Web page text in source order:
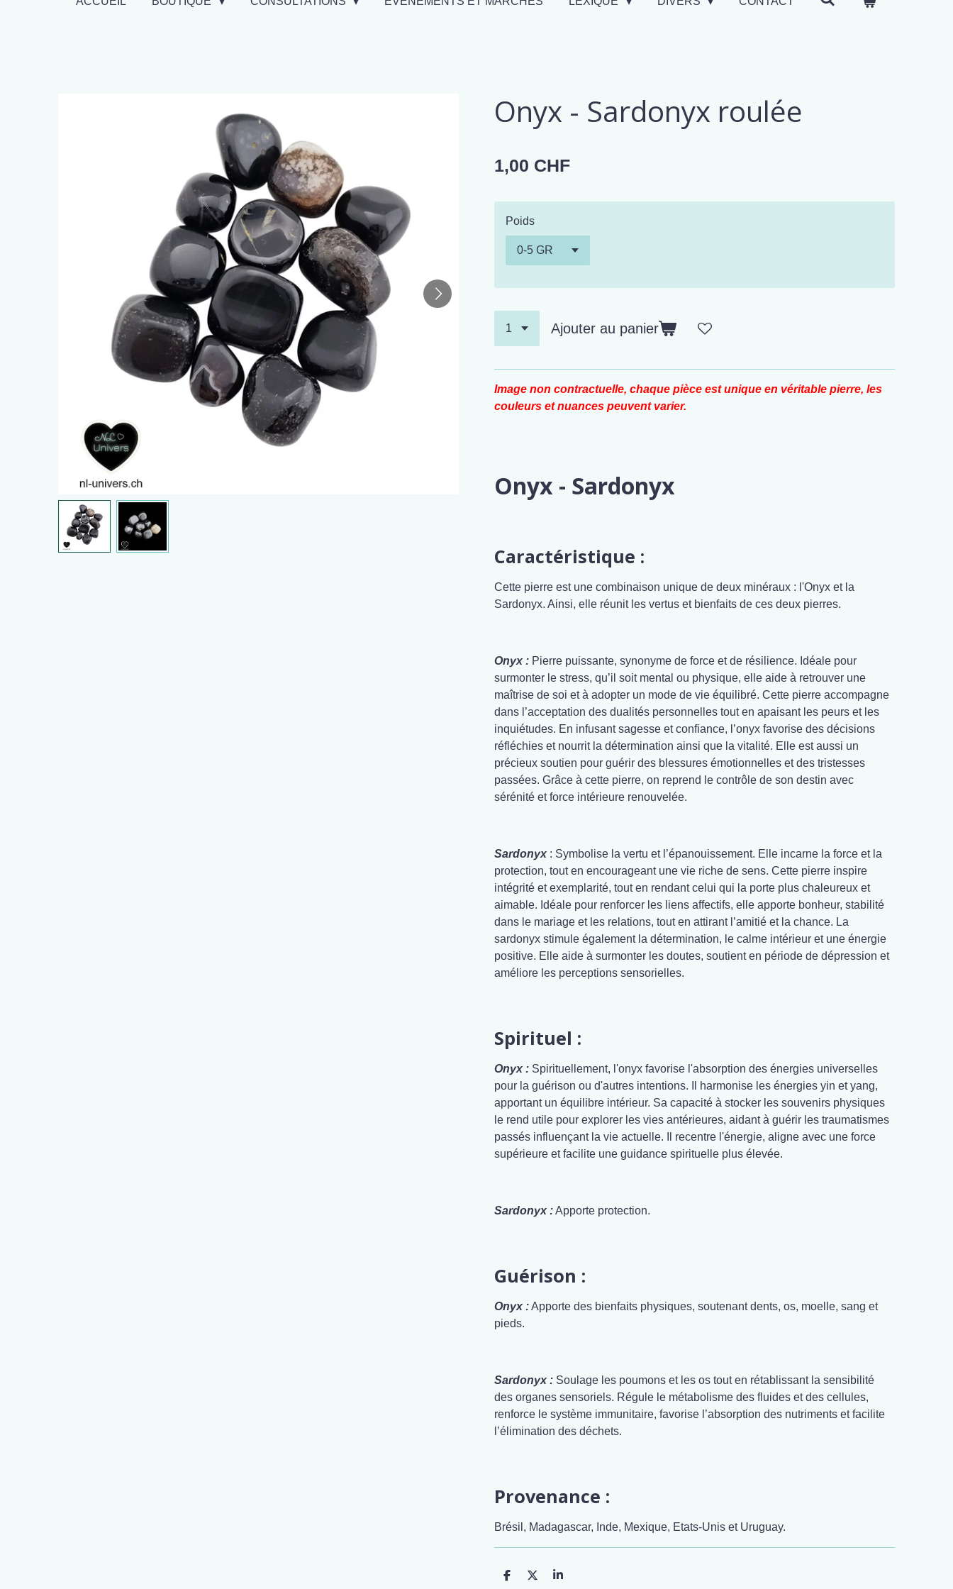
Onyx - Sardonyx roulée
1,00 CHF
Poids
Ajouter au panier
Image non contractuelle, chaque pièce est unique en véritable pierre, les
couleurs et nuances peuvent varier.
Onyx - Sardonyx
Caractéristique :
Cette pierre est une combinaison unique de deux minéraux : l'Onyx et la
Sardonyx. Ainsi, elle réunit les vertus et bienfaits de ces deux pierres.
Onyx : Pierre puissante, synonyme de force et de résilience. Idéale pour
surmonter le stress, qu’il soit mental ou physique, elle aide à retrouver une
maîtrise de soi et à adopter un mode de vie équilibré. Cette pierre accompagne
dans l’acceptation des dualités personnelles tout en apaisant les peurs et les
inquiétudes. En infusant sagesse et confiance, l’onyx favorise des décisions
réfléchies et nourrit la détermination ainsi que la vitalité. Elle est aussi un
précieux soutien pour guérir des blessures émotionnelles et des tristesses
passées. Grâce à cette pierre, on reprend le contrôle de son destin avec
sérénité et force intérieure renouvelée.
Sardonyx : Symbolise la vertu et l’épanouissement. Elle incarne la force et la
protection, tout en encourageant une vie riche de sens. Cette pierre inspire
intégrité et exemplarité, tout en rendant celui qui la porte plus chaleureux et
aimable. Idéale pour renforcer les liens affectifs, elle apporte bonheur, stabilité
dans le mariage et les relations, tout en attirant l’amitié et la chance. La
sardonyx stimule également la détermination, le calme intérieur et une énergie
positive. Elle aide à surmonter les doutes, soutient en période de dépression et
améliore les perceptions sensorielles.
Spirituel :
Onyx : Spirituellement, l'onyx favorise l'absorption des énergies universelles
pour la guérison ou d'autres intentions. Il harmonise les énergies yin et yang,
apportant un équilibre intérieur. Sa capacité à stocker les souvenirs physiques
le rend utile pour explorer les vies antérieures, aidant à guérir les traumatismes
passés influençant la vie actuelle. Il recentre l'énergie, aligne avec une force
supérieure et facilite une guidance spirituelle plus élevée.
Sardonyx :Apporte protection.
Guérison :
Onyx :Apporte des bienfaits physiques, soutenant dents, os, moelle, sang et
pieds.
Sardonyx : Soulage les poumons et les os tout en rétablissant la sensibilité
des organes sensoriels. Régule le métabolisme des fluides et des cellules,
renforce le système immunitaire, favorise l’absorption des nutriments et facilite
l’élimination des déchets.
Provenance :
Brésil, Madagascar, Inde, Mexique, Etats-Unis et Uruguay.
P
P
P